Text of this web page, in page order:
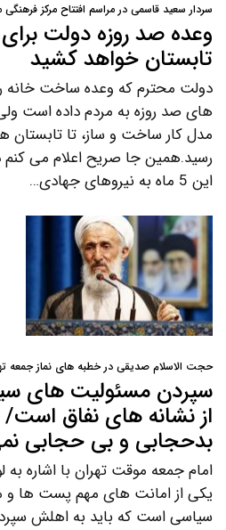
سردار سعید قاسمی در مراسم افتتاح مرکز
وعده صد روزه دولت
تابستان خواهد کشید
دولت محترم که وعده ساخت خانه را
های صد روزه به مردم داده است
مدل کار ساخت و ساز، تا تابستان
رسید.همین جا صریح اعلام می
این 5 ماه به نیروهای جهادی…
حجت الاسلام صدیقی در خطبه های نماز جمعه
سپردن مسئولیت های
از نشانه های نفاق است/
بدحجابی و بی حجابی
امام جمعه موقت تهران با اشاره به
یکی از امانت های مهم پست ها و
سیاسی است که باید به اهلش